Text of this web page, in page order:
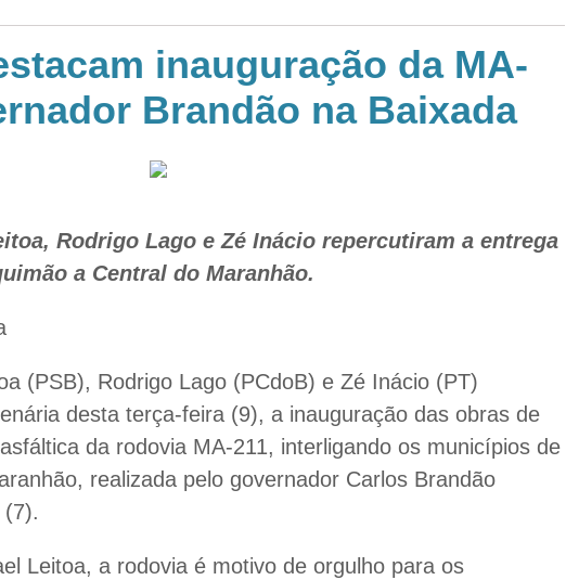
inauguração da MA-
Brandão na Baixada
Rodrigo Lago e Zé Inácio repercutiram a entrega
a Central do Maranhão.
(PSB), Rodrigo Lago (PCdoB) e Zé Inácio (PT)
desta terça-feira (9), a inauguração das obras de
da rodovia MA-211, interligando os municípios de
realizada pelo governador Carlos Brandão
(7).
Leitoa, a rodovia é motivo de orgulho para os